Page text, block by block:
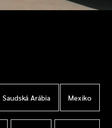
Saudská Arábia Mexiko